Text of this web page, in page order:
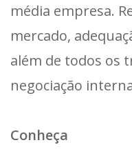
média empresa.
mercado,
além de todos os
negociação
Conheça